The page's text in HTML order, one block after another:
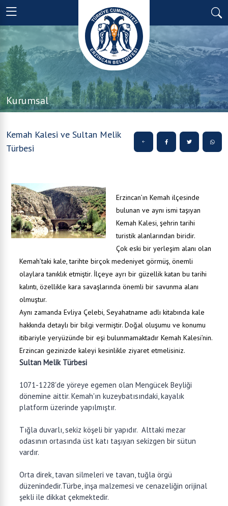
Kurumsal
Kemah Kalesi ve Sultan Melik
Türbesi
Erzincan’ın Kemah ilçesinde
bulunan ve aynı ismi taşıyan
Kemah Kalesi, şehrin tarihi
turistik alanlarından biridir.
Çok eski bir yerleşim alanı olan
Kemah’taki kale, tarihte birçok medeniyet görmüş, önemli
olaylara tanıklık etmiştir. İlçeye ayrı bir güzellik katan bu tarihi
kalıntı, özellikle kara savaşlarında önemli bir savunma alanı
olmuştur.
Aynı zamanda Evliya Çelebi, Seyahatname adlı kitabında kale
hakkında detaylı bir bilgi vermiştir. Doğal oluşumu ve konumu
itibariyle yeryüzünde bir eşi bulunmamaktadır Kemah Kalesi’nin.
Erzincan gezinizde kaleyi kesinlikle ziyaret etmelisiniz.
Sultan Melik Türbesi
1071-1228'de yöreye egemen olan Mengücek Beyliği
dönemine aittir. Kemah'ın kuzeybatısındaki, kayalık
platform üzerinde yapılmıştır.
Tığla duvarlı, sekiz köşeli bir yapıdır. Alttaki mezar
odasının ortasında üst katı taşıyan sekizgen bir sütun
vardır.
Orta direk, tavan silmeleri ve tavan, tuğla örgü
düzenindedir.Türbe, inşa malzemesi ve cenazeliğin orijinal
şekli ile dikkat çekmektedir.